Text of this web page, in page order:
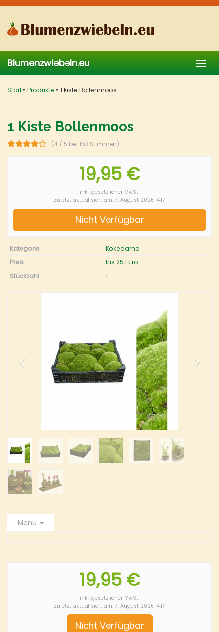
Skip
main
content
Blumenzwiebeln.eu
Start» Produkte » 1 Kiste Bollenmoos
1 Kiste Bollenmoos
(4 / 5 bei 153 Stimmen)
19,95 €
inkl. gesetzlicher MwSt.
Zuletzt aktualisiert am: 7. August 2026 14:17
Nicht Verfügbar
Kategorie
Kokedama
Preis
bis 25 Euro
Stückzahl
1
Menu
19,95 €
inkl. gesetzlicher MwSt.
Zuletzt aktualisiert am: 7. August 2026 14:17
Nicht Verfügbar